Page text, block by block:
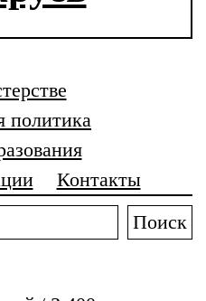
политика
Контакты
Поиск